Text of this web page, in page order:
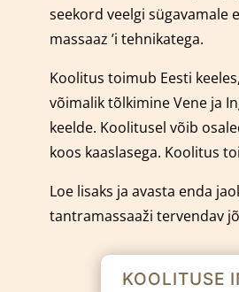
seekord veelgi sügavamale
massaaz ’i tehnikatega.
Koolitus toimub Eesti
võimalik tõlkimine Vene ja
keelde. Koolitusel võib
koos kaaslasega. Koolitus
Loe lisaks ja avasta enda
tantramassaaži tervendav
KOOLITUSE